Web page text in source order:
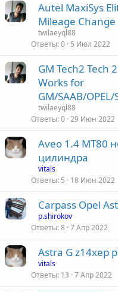
Autel MaxiSys
Mileage
twilaeyql88
Ответы 0 5 Июл 2022
GM Tech2 Tech
Works for
GM/SAAB/
twilaeyql88
Ответы 0 29 Июн 2022
Aveo 1.4 MT80
цилиндра
vitals
Ответы 5 18 Июн 2022
Carpass Opel
p.shirokov
Ответы 8 7 Апр 2022
Astra G z14xep
vitals
Ответы 13 7 Апр 2022